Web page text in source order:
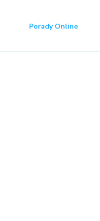
Porady Online